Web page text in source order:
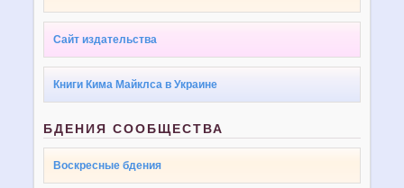
Сайт издательства
Книги Кима Майклса в Украине
БДЕНИЯ СООБЩЕСТВА
Воскресные бдения